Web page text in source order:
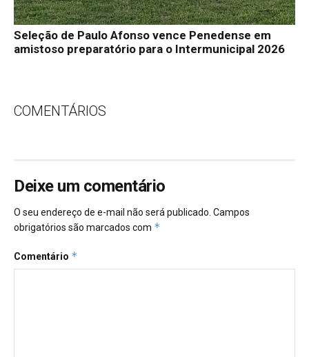
Seleção de Paulo Afonso vence Penedense em
amistoso preparatório para o Intermunicipal 2026
COMENTÁRIOS
Deixe um comentário
O seu endereço de e-mail não será publicado. Campos
obrigatórios são marcados com *
Comentário *